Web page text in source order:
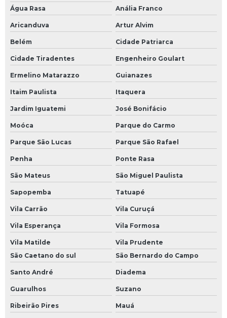
Água Rasa
Anália Franco
Aricanduva Artur Alvim
Belém Cidade Patriarca
Cidade Tiradentes Engenheiro Goulart
Ermelino Matarazzo Guianazes
Itaim Paulista Itaquera
Jardim Iguatemi José Bonifácio
Moóca Parque do Carmo
Parque São Lucas Parque São Rafael
Penha Ponte Rasa
São Mateus São Miguel Paulista
Sapopemba Tatuapé
Vila Carrão Vila Curuçá
Vila Esperança Vila Formosa
Vila Matilde
Vila Prudente
São Caetano do sul
São Bernardo do Campo
Santo André Diadema
Guarulhos Suzano
Ribeirão Pires Mauá